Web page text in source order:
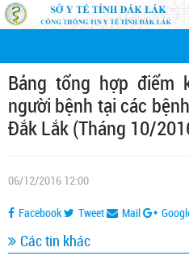
Bảng tổng hợp điểm
người bệnh tại các
Đắk Lắk (Tháng 10/
06/12/2016 12:00
Facebook Tweet Mail
Các tin khác